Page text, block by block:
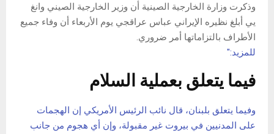
وذكرت وزارة الخارجية الصينية أن وزير الخارجية الصيني وانغ
يي أبلغ نظيره الإيراني عباس عراقجي يوم الأربعاء أن وفاء جميع
الأطراف بالتزاماتها أمر ضروري.
للمزيد:"
فيما يتعلق بعملية السلام
وفيما يتعلق بلبنان، قال نائب الرئيس الأمريكي إن الهجمات
على المدنيين في بيروت غير مقبولة، وإن أي هجوم من جانب